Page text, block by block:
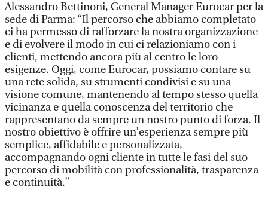
Alessandro Bettinoni, General Manager Eurocar per la
sede di Parma: “Il percorso che abbiamo completato
ci ha permesso di rafforzare la nostra organizzazione
e di evolvere il modo in cui ci relazioniamo con i
clienti, mettendo ancora più al centro le loro
esigenze. Oggi, come Eurocar, possiamo contare su
una rete solida, su strumenti condivisi e su una
visione comune, mantenendo al tempo stesso quella
vicinanza e quella conoscenza del territorio che
rappresentano da sempre un nostro punto di forza. Il
nostro obiettivo è offrire un’esperienza sempre più
semplice, affidabile e personalizzata,
accompagnando ogni cliente in tutte le fasi del suo
percorso di mobilità con professionalità, trasparenza
e continuità.”